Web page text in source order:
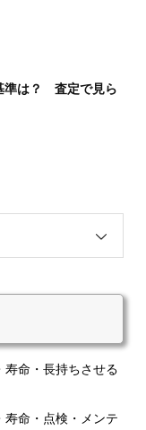
準は？ 査定で見ら
寿命・長持ちさせる
命・点検・メンテ